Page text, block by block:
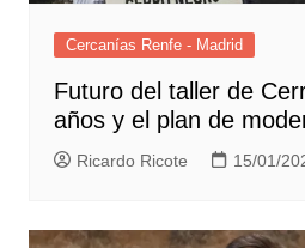
Cercanías Renfe - Madrid
Futuro del taller de
años y el plan de
Ricardo Ricote 15/01/